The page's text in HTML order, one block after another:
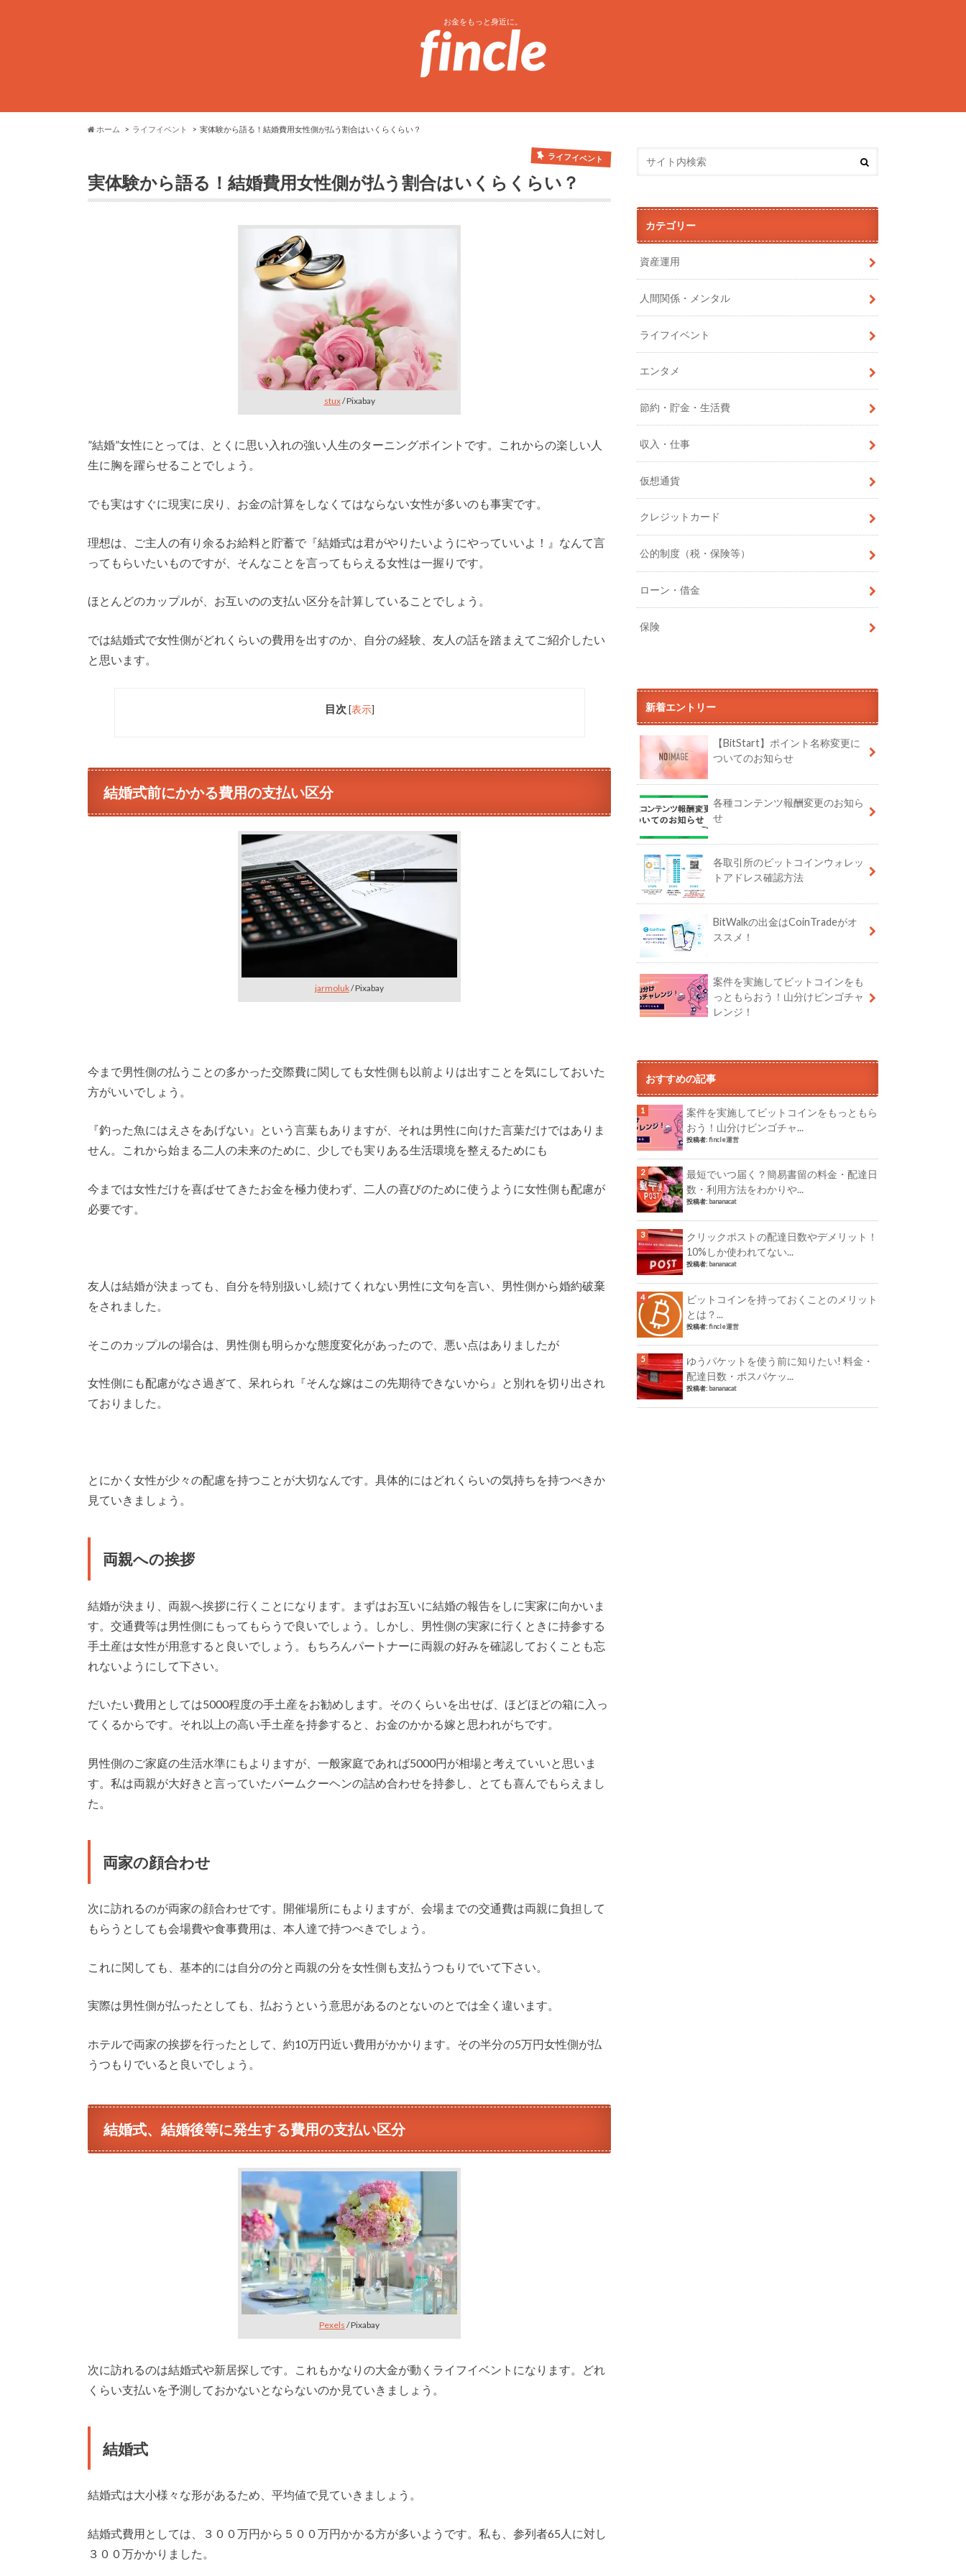
お金をもっと身近に。
ホーム ライフイベント 実体験から語る！結婚費用女性側が払う割合はいくらくらい？
ライフイベント
実体験から語る！結婚費用女性側が払う割合はいくらくらい？
stux/ Pixabay
”結婚”女性にとっては、とくに思い入れの強い人生のターニングポイントです。これからの楽しい人
生に胸を躍らせることでしょう。
でも実はすぐに現実に戻り、お金の計算をしなくてはならない女性が多いのも事実です。
理想は、ご主人の有り余るお給料と貯蓄で『結婚式は君がやりたいようにやっていいよ！』なんて言
ってもらいたいものですが、そんなことを言ってもらえる女性は一握りです。
ほとんどのカップルが、お互いのの支払い区分を計算していることでしょう。
では結婚式で女性側がどれくらいの費用を出すのか、自分の経験、友人の話を踏まえてご紹介したい
と思います。
目次 [表示]
結婚式前にかかる費用の支払い区分
jarmoluk/ Pixabay
今まで男性側の払うことの多かった交際費に関しても女性側も以前よりは出すことを気にしておいた
方がいいでしょう。
『釣った魚にはえさをあげない』という言葉もありますが、それは男性に向けた言葉だけではありま
せん。これから始まる二人の未来のために、少しでも実りある生活環境を整えるためにも
今までは女性だけを喜ばせてきたお金を極力使わず、二人の喜びのために使うように女性側も配慮が
必要です。
友人は結婚が決まっても、自分を特別扱いし続けてくれない男性に文句を言い、男性側から婚約破棄
をされました。
そこのカップルの場合は、男性側も明らかな態度変化があったので、悪い点はありましたが
女性側にも配慮がなさ過ぎて、呆れられ『そんな嫁はこの先期待できないから』と別れを切り出され
ておりました。
とにかく女性が少々の配慮を持つことが大切なんです。具体的にはどれくらいの気持ちを持つべきか
見ていきましょう。
両親への挨拶
結婚が決まり、両親へ挨拶に行くことになります。まずはお互いに結婚の報告をしに実家に向かいま
す。交通費等は男性側にもってもらうで良いでしょう。しかし、男性側の実家に行くときに持参する
手土産は女性が用意すると良いでしょう。もちろんパートナーに両親の好みを確認しておくことも忘
れないようにして下さい。
だいたい費用としては5000程度の手土産をお勧めします。そのくらいを出せば、ほどほどの箱に入っ
てくるからです。それ以上の高い手土産を持参すると、お金のかかる嫁と思われがちです。
男性側のご家庭の生活水準にもよりますが、一般家庭であれば5000円が相場と考えていいと思いま
す。私は両親が大好きと言っていたバームクーヘンの詰め合わせを持参し、とても喜んでもらえまし
た。
両家の顔合わせ
次に訪れるのが両家の顔合わせです。開催場所にもよりますが、会場までの交通費は両親に負担して
もらうとしても会場費や食事費用は、本人達で持つべきでしょう。
これに関しても、基本的には自分の分と両親の分を女性側も支払うつもりでいて下さい。
実際は男性側が払ったとしても、払おうという意思があるのとないのとでは全く違います。
ホテルで両家の挨拶を行ったとして、約10万円近い費用がかかります。その半分の5万円女性側が払
うつもりでいると良いでしょう。
結婚式、結婚後等に発生する費用の支払い区分
Pexels / Pixabay
次に訪れるのは結婚式や新居探しです。これもかなりの大金が動くライフイベントになります。どれ
くらい支払いを予測しておかないとならないのか見ていきましょう。
結婚式
結婚式は大小様々な形があるため、平均値で見ていきましょう。
結婚式費用としては、３００万円から５００万円かかる方が多いようです。私も、参列者65人に対し
３００万かかりました。
カテゴリー
資産運用
人間関係・メンタル
ライフイベント
エンタメ
節約・貯金・生活費
収入・仕事
仮想通貨
クレジットカード
公的制度（税・保険等）
ローン・借金
保険
新着エントリー
【BitStart】ポイント名称変更に
ついてのお知らせ
各種コンテンツ報酬変更のお知ら
せ
各取引所のビットコインウォレッ
トアドレス確認方法
BitWalkの出金はCoinTradeがオ
ススメ！
案件を実施してビットコインをも
っともらおう！山分けビンゴチャ
レンジ！
おすすめの記事
案件を実施してビットコインをもっともら
おう！山分けビンゴチャ...
投稿者:fincle運営
最短でいつ届く？簡易書留の料金・配達日
数・利用方法をわかりや...
投稿者: bananacat
クリックポストの配達日数やデメリット！
10%しか使われてない...
投稿者: bananacat
ビットコインを持っておくことのメリット
とは？...
投稿者:fincle運営
ゆうパケットを使う前に知りたい! 料金・
配達日数・ポスパケッ...
投稿者: bananacat